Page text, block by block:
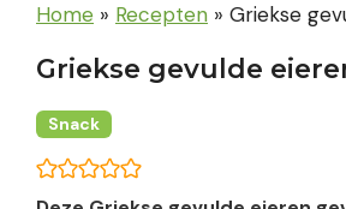
Home » Recepten » Griekse
Griekse gevulde
Snack